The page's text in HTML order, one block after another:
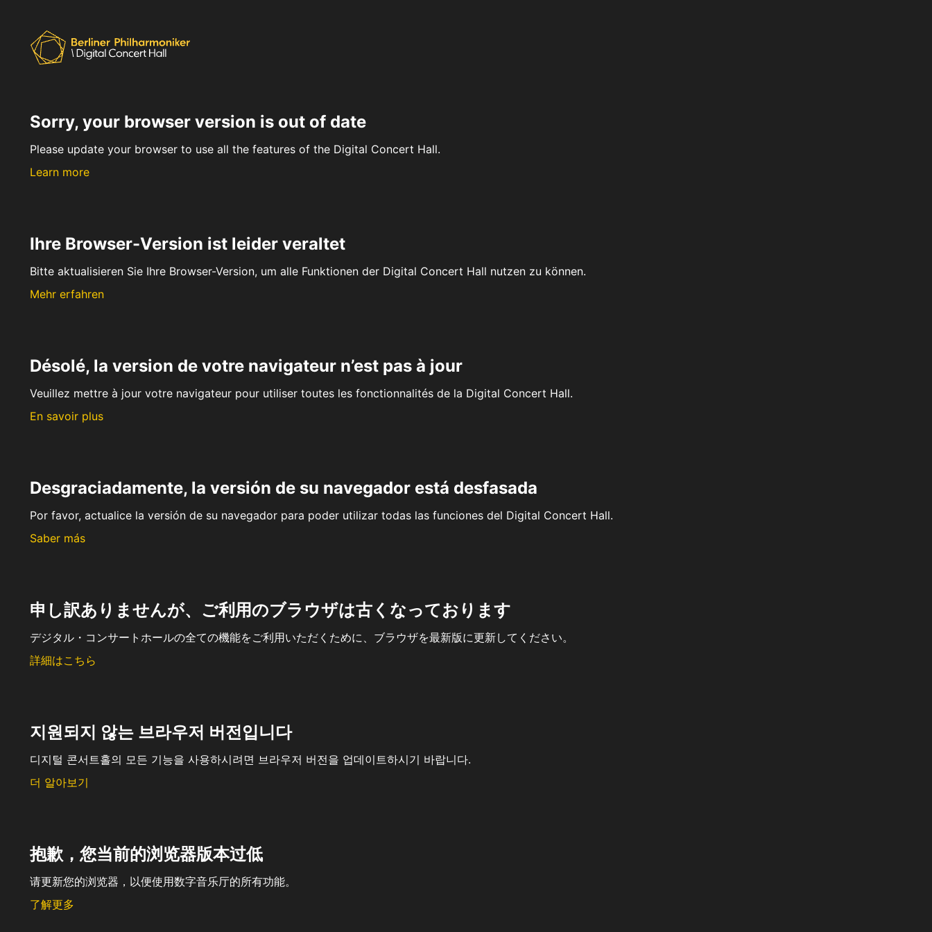
Sorry, your browser version is out of date
Please update your browser to use all the features of the Digital Concert Hall.
Learn more
Ihre Browser-Version ist leider veraltet
Bitte aktualisieren Sie Ihre Browser-Version, um alle Funktionen der Digital Concert Hall nutzen zu können.
Mehr erfahren
Désolé, la version de votre navigateur n’est pas à jour
Veuillez mettre à jour votre navigateur pour utiliser toutes les fonctionnalités de la Digital Concert Hall.
En savoir plus
Desgraciadamente, la versión de su navegador está desfasada
Por favor, actualice la versión de su navegador para poder utilizar todas las funciones del Digital Concert Hall.
Saber más
申し訳ありませんが、ご利用のブラウザは古くなっております
デジタル・コンサートホールの全ての機能をご利用いただくために、ブラウザを最新版に更新してください。
詳細はこちら
지원되지 않는 브라우저 버전입니다
디지털 콘서트홀의 모든 기능을 사용하시려면 브라우저 버전을 업데이트하시기 바랍니다.
더 알아보기
抱歉，您当前的浏览器版本过低
请更新您的浏览器，以便使用数字音乐厅的所有功能。
了解更多